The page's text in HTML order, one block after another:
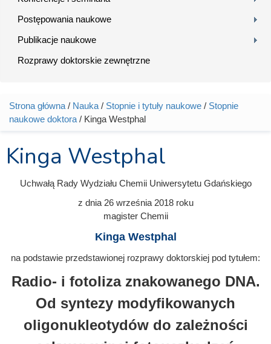
Postępowania naukowe
Publikacje naukowe
Rozprawy doktorskie zewnętrzne
Jesteś tutaj
Strona główna / Nauka / Stopnie i tytuły naukowe / Stopnie
naukowe doktora / Kinga Westphal
Kinga Westphal
Uchwałą Rady Wydziału Chemii Uniwersytetu Gdańskiego
z dnia 26 września 2018roku
magister Chemii
Kinga Westphal
na podstawie przedstawionej rozprawy doktorskiej pod tytułem:
Radio- i fotoliza znakowanego DNA.
Od syntezy modyfikowanych
oligonukleotydów do zależności